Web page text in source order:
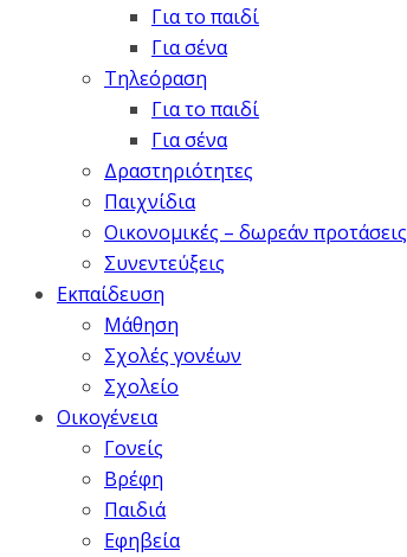
Για το παιδί
Για σένα
Τηλεόραση
Για το παιδί
Για σένα
Δραστηριότητες
Παιχνίδια
Οικονομικές – δωρεάν προτάσεις
Συνεντεύξεις
Εκπαίδευση
Μάθηση
Σχολές γονέων
Σχολείο
Οικογένεια
Γονείς
Βρέφη
Παιδιά
Εφηβεία